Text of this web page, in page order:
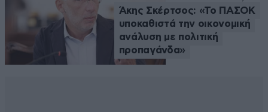
Άκης Σκέρτσος: «Το ΠΑΣΟΚ
υποκαθιστά την οικονομική
ανάλυση με πολιτική
προπαγάνδα»